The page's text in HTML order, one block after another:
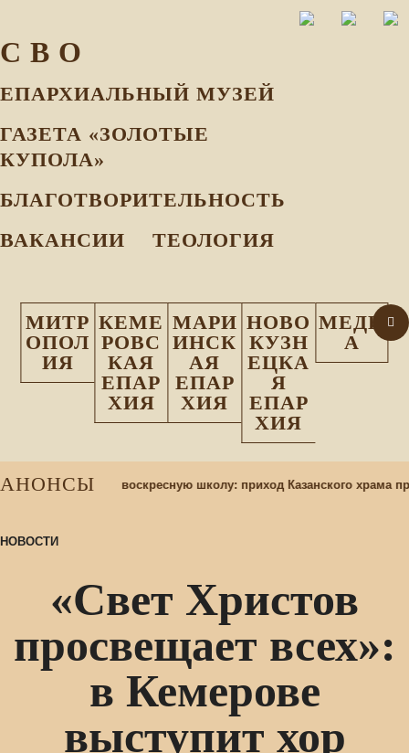
С В О
ЕПАРХИАЛЬНЫЙ МУЗEЙ
ГАЗЕТА «ЗОЛОТЫЕ
КУПОЛА»
БЛАГОТВОРИТЕЛЬНОСТЬ
ВАКАНСИИ
ТЕОЛОГИЯ
МИТР
ОПОЛ
ИЯ
КЕМЕ
РОВС
КАЯ
ЕПАР
ХИЯ
МАРИ
ИНСК
АЯ
ЕПАР
ХИЯ
НОВО
КУЗН
ЕЦКА
Я
ЕПАР
ХИЯ
МЕДИ
А
АНОНСЫ
Набор учащихся в воскресную школу: приход Казанского храма
НОВОСТИ
«Свет Христов
просвещает всех»:
в Кемерове
выступит хор